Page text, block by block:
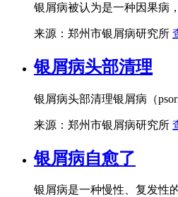
银屑病被认为是一种因果病
来源：郑州市银屑病研究所
银屑病头部清理
银屑病头部清理银屑病（
来源：郑州市银屑病研究所
银屑病自愈了
银屑病是一种慢性、复发性